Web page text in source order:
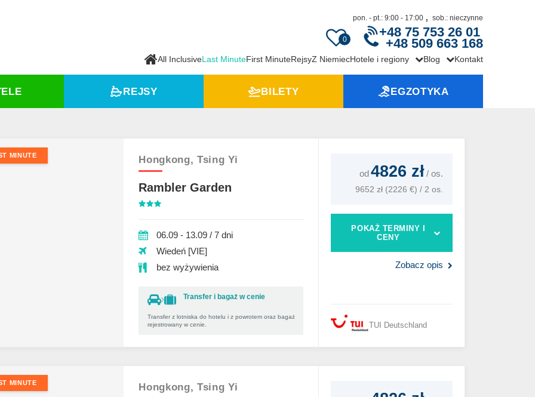
0
pon. - pt.: 9:00 - 17:00 , sob.: nieczynne
+48 75 753 26 01
+48 509 663 168
All InclusiveLast MinuteFirst MinuteRejsyZ NiemiecHotele i regiony Blog Kontakt
REJSY BILETY EGZOTYKA
MINUTE Hongkong, Tsing Yi
Rambler Garden
06.09 - 13.09 / 7 dni
Wiedeń [VIE]
bez wyżywienia
Transfer i bagaż w cenie
Transfer z lotniska do hotelu i z powrotem oraz bagaż
rejestrowany w cenie.
od4826 zł/ os.
9652 zł (2226 €) / 2 os.
POKAŻ TERMINY I
CENY
Zobacz opis
TUI Deutschland
MINUTE Hongkong, Tsing Yi